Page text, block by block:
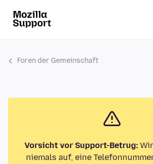
Foren der Gemeinschaft
Vorsicht vor Support-Betrug:
niemals auf, eine